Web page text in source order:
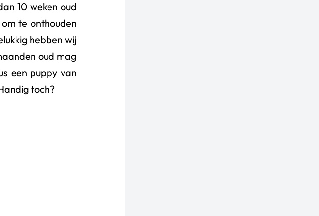
10 weken oud
te onthouden
hebben wij
oud mag
een puppy van
toch?